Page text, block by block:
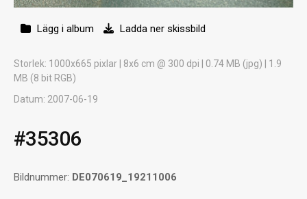
Lägg i album Ladda ner skissbild
Storlek: 1000x665 pixlar | 8x6 cm @ 300 dpi | 0.74 MB (jpg) | 1.9
MB (8 bit RGB)
Datum: 2007-06-19
#35306
Bildnummer: DE070619_19211006